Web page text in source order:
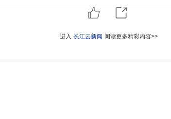
进入 长江云新闻 阅读更多精彩内容>>